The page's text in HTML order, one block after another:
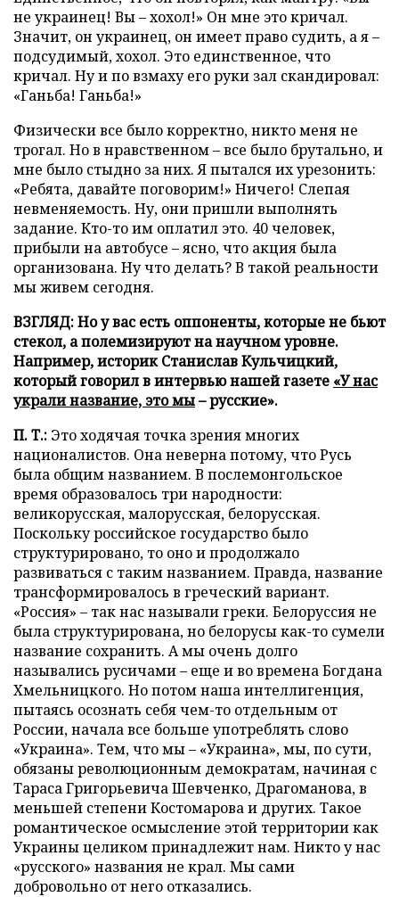
не украинец! Вы – хохол!» Он мне это кричал.
Значит, он украинец, он имеет право судить, а я –
подсудимый, хохол. Это единственное, что
кричал. Ну и по взмаху его руки зал скандировал:
«Ганьба! Ганьба!»
Физически все было корректно, никто меня не
трогал. Но в нравственном – все было брутально, и
мне было стыдно за них. Я пытался их урезонить:
«Ребята, давайте поговорим!» Ничего! Слепая
невменяемость. Ну, они пришли выполнять
задание. Кто-то им оплатил это. 40 человек,
прибыли на автобусе – ясно, что акция была
организована. Ну что делать? В такой реальности
мы живем сегодня.
ВЗГЛЯД: Но у вас есть оппоненты, которые не бьют
стекол, а полемизируют на научном уровне.
Например, историк Станислав Кульчицкий,
который говорил в интервью нашей газете «У нас
украли название, это мы– русские».
П. Т.: Это ходячая точка зрения многих
националистов. Она неверна потому, что Русь
была общим названием. В послемонгольское
время образовалось три народности:
великорусская, малорусская, белорусская.
Поскольку российское государство было
структурировано, то оно и продолжало
развиваться с таким названием. Правда, название
трансформировалось в греческий вариант.
«Россия» – так нас называли греки. Белоруссия не
была структурирована, но белорусы как-то сумели
название сохранить. А мы очень долго
назывались русичами – еще и во времена Богдана
Хмельницкого. Но потом наша интеллигенция,
пытаясь осознать себя чем-то отдельным от
России, начала все больше употреблять слово
«Украина». Тем, что мы – «Украина», мы, по сути,
обязаны революционным демократам, начиная с
Тараса Григорьевича Шевченко, Драгоманова, в
меньшей степени Костомарова и других. Такое
романтическое осмысление этой территории как
Украины целиком принадлежит нам. Никто у нас
«русского» названия не крал. Мы сами
добровольно от него отказались.